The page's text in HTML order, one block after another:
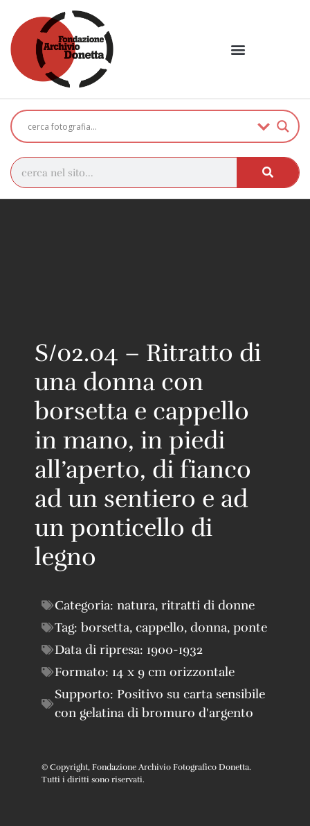
S/02.04 – Ritratto di
una donna con
borsetta e cappello
in mano, in piedi
all’aperto, di fianco
ad un sentiero e ad
un ponticello di
legno
Categoria: natura, ritratti di donne
Tag: borsetta, cappello, donna, ponte
Data di ripresa: 1900-1932
Formato: 14 x 9 cm orizzontale
Supporto: Positivo su carta sensibile
con gelatina di bromuro d'argento
© Copyright, Fondazione Archivio Fotografico Donetta.
Tutti i diritti sono riservati.